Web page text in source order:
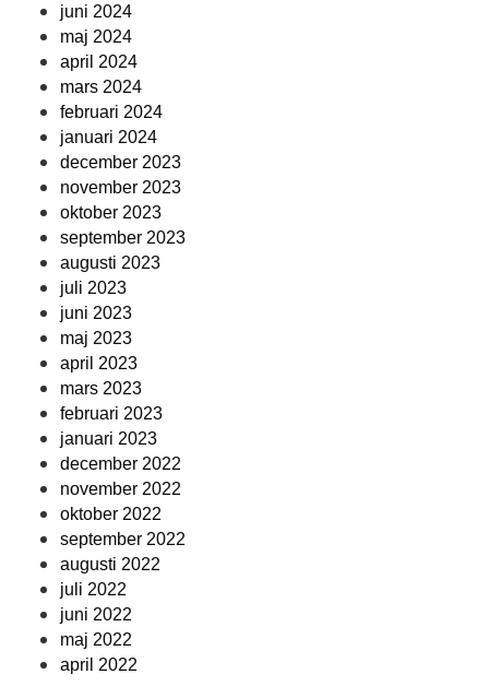
juni 2024
maj 2024
april 2024
mars 2024
februari 2024
januari 2024
december 2023
november 2023
oktober 2023
september 2023
augusti 2023
juli 2023
juni 2023
maj 2023
april 2023
mars 2023
februari 2023
januari 2023
december 2022
november 2022
oktober 2022
september 2022
augusti 2022
juli 2022
juni 2022
maj 2022
april 2022